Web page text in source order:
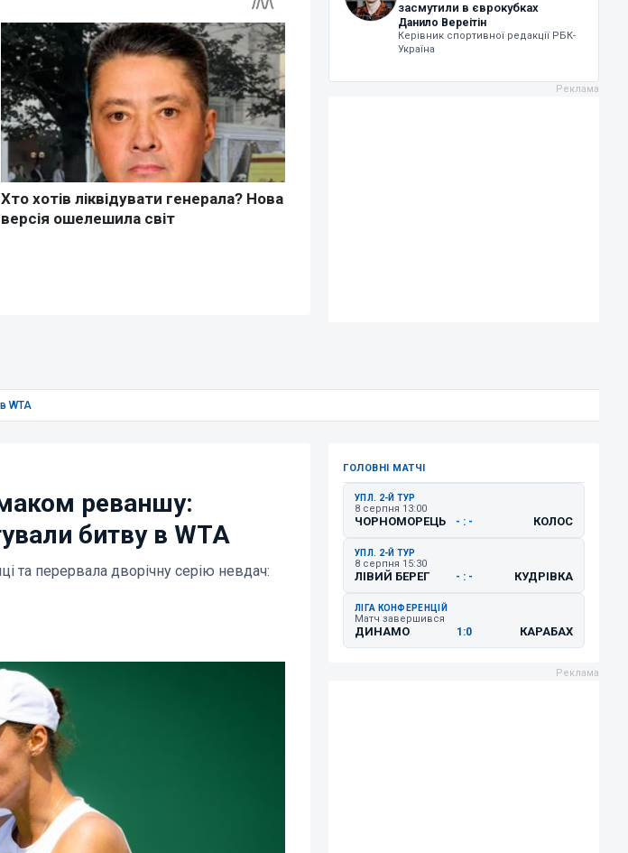
засмутили в єврокубках
Данило Вереітін
Керівник спортивної редакції РБК-
Україна
WTA
реваншу:
битву в WTA
та перервала дворічну серію невдач:
ГОЛОВНІ МАТЧІ
УПЛ. 2-Й ТУР
8 серпня 13:00
ЧОРНОМОРЕЦЬ - : - КОЛОС
УПЛ. 2-Й ТУР
8 серпня 15:30
ЛІВИЙ БЕРЕГ - : - КУДРІВКА
ЛІГА КОНФЕРЕНЦІЙ
Матч завершився
ДИНАМО 1:0 КАРАБАХ